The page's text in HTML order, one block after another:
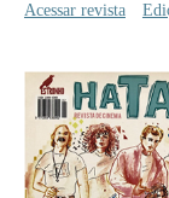
Acessar revista